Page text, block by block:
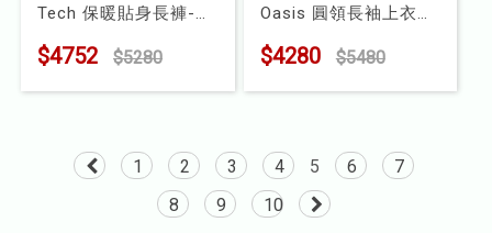
Tech 保暖貼身長褲-
型號 : IB104392
$4752 $5280
Oasis 圓領長袖上衣
型號 : IB0A57BG
$4280 $5480
1 2 3 4 5 6
7
8
9 10